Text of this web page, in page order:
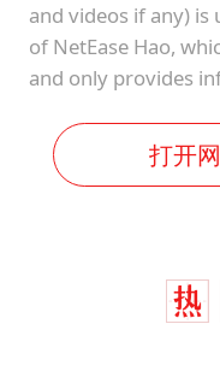
and videos if any) is
of NetEase Hao,
and only provides
打开